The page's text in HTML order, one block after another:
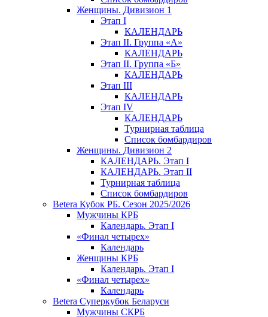
Женщины. Дивизион 1
Этап I
КАЛЕНДАРЬ
Этап II. Группа «А»
КАЛЕНДАРЬ
Этап II. Группа «Б»
КАЛЕНДАРЬ
Этап III
КАЛЕНДАРЬ
Этап IV
КАЛЕНДАРЬ
Турнирная таблица
Список бомбардиров
Женщины. Дивизион 2
КАЛЕНДАРЬ. Этап I
КАЛЕНДАРЬ. Этап II
Турнирная таблица
Список бомбардиров
Betera Кубок РБ. Сезон 2025/2026
Мужчины КРБ
Календарь. Этап I
«Финал четырех»
Календарь
Женщины КРБ
Календарь. Этап I
«Финал четырех»
Календарь
Betera Суперкубок Беларуси
Мужчины СКРБ